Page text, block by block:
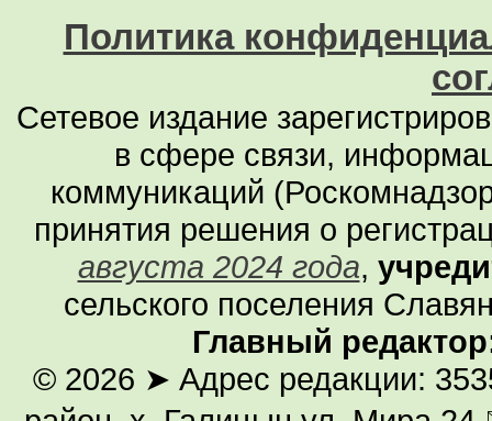
Политика
Сетевое издание
в сфере связи,
коммуникаций
принятия решения о
августа 2024 года,
сельского поселения
Главный
© 2026 ➤ Адрес редакции: